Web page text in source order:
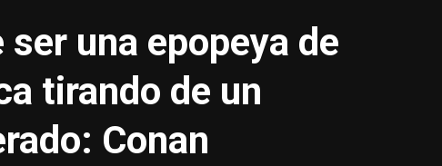
una epopeya de
tirando de un
Conan